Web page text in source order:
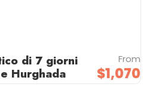
di 7 giorni
Hurghada
From
$1,070